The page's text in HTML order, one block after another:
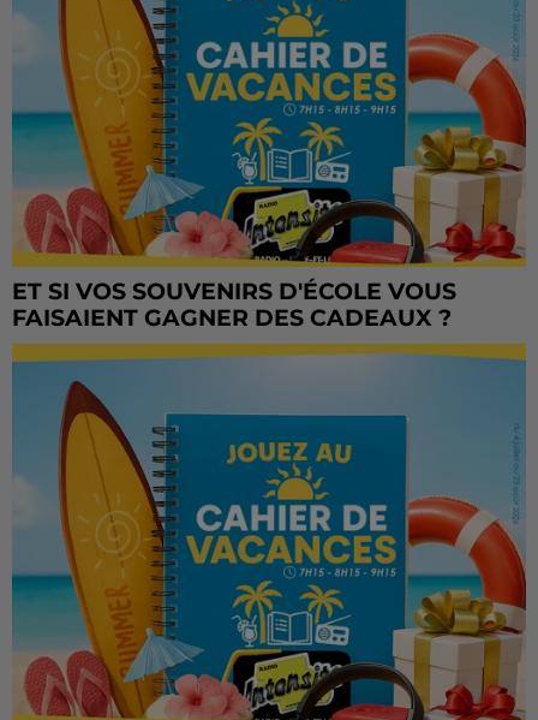
ET SI VOS SOUVENIRS D'ÉCOLE VOUS
FAISAIENT GAGNER DES CADEAUX ?